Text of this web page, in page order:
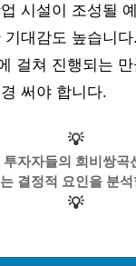
시설이 조성될
기대감도 높습니
걸쳐 진행되는
써야 합니다.
💡
자자들의 희비쌍곡
결정적 요인을 분
💡